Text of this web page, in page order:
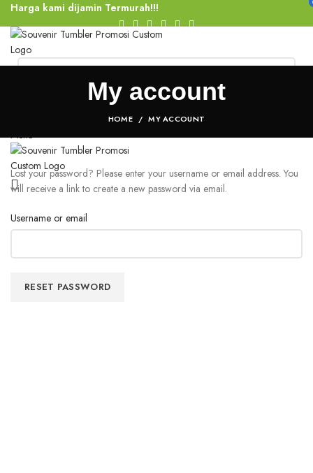
Harga kami dijamin Termurah!!!
Menu
My account
HOME MY ACCOUNT
Lost your password? Please enter your username or email address. You
will receive a link to create a new password via email.
Username or email
RESET PASSWORD